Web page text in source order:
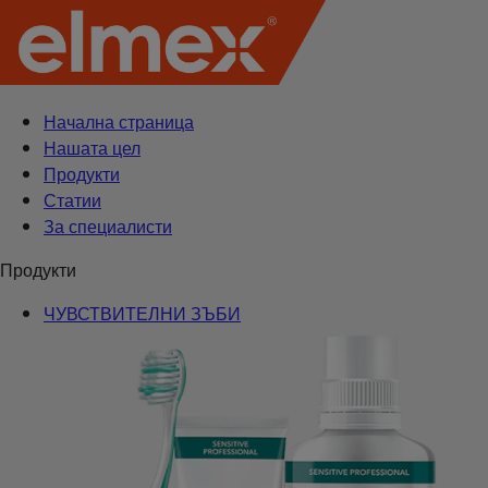
Начална страница
Нашата цел
Продукти
Статии
За специалисти
Продукти
ЧУВСТВИТЕЛНИ ЗЪБИ